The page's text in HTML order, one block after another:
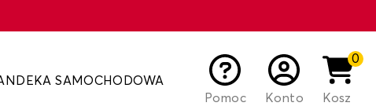
SAMOCHODOWA
Pomoc
Konto
0
Kosz